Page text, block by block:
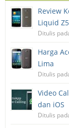
Review
Liquid
Ditulis
Harga
Lima
Ditulis
Video
dan iOS
Ditulis